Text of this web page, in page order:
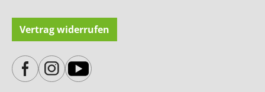
Vertrag widerrufen